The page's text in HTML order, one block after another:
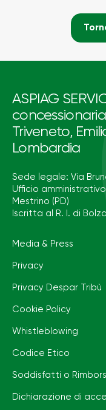
ASPIAG
Triveneto,
Lombardia
Sede legale: Via
Ufficio
Mestrino (PD)
Iscritta al R. I. di
Media & Press
Privacy
Privacy Despar Tribù
Cookie Policy
Whistleblowing
Codice Etico
Soddisfatti o
Dichiarazione di